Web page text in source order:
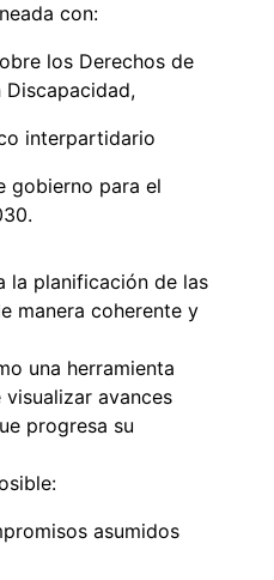
con:
los Derechos de
Discapacidad,
interpartidario
gobierno para el
la planificación de las
manera coherente y
una herramienta
avances
progresa su
asumidos